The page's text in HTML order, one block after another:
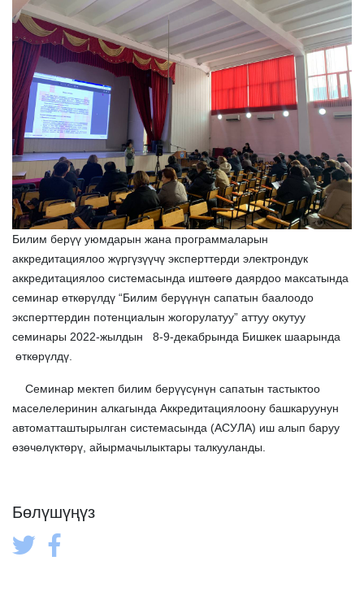
Билим берүү уюмдарын жана программаларын
аккредитациялоо жүргүзүүчү эксперттерди электрондук
аккредитациялоо системасында иштөөгө даярдоо максатында
семинар өткөрүлдү “Билим берүүнүн сапатын баалоодо
эксперттердин потенциалын жогорулатуу” аттуу окутуу
семинары 2022-жылдын 8-9-декабрында Бишкек шаарында
өткөрүлдү.
Семинар мектеп билим берүүсүнүн сапатын тастыктоо
маселелеринин алкагында Аккредитациялоону башкаруунун
автоматташтырылган системасында (АСУЛА) иш алып баруу
өзөчөлүктөрү, айырмачылыктары талкууланды.
Бөлүшүңүз